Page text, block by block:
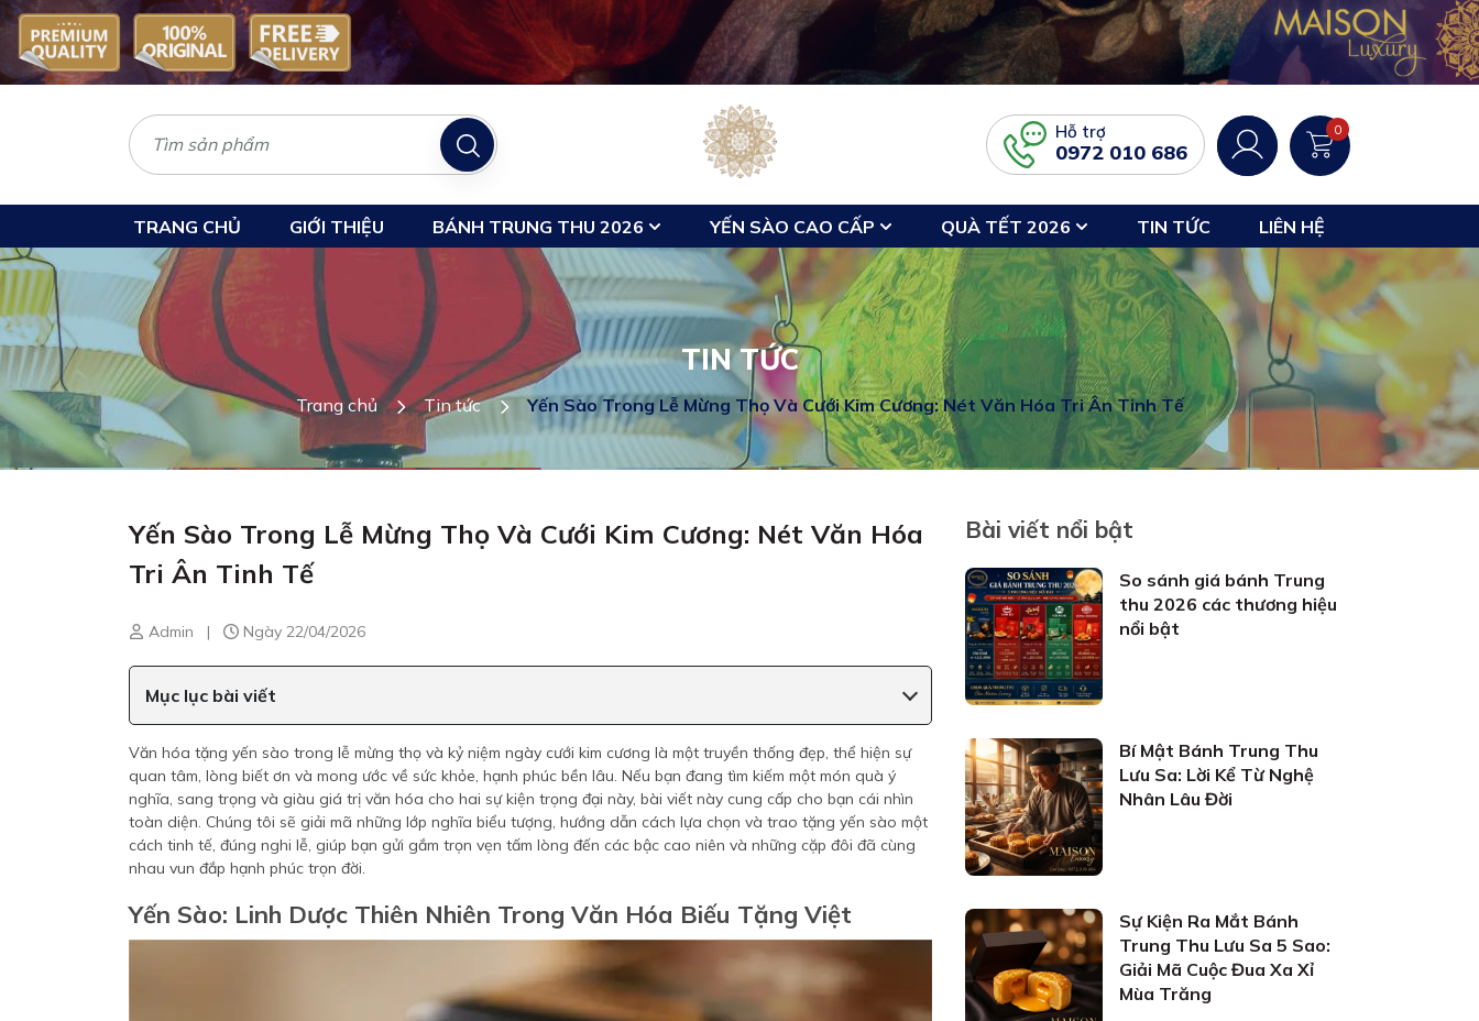
Hỗ trợ
0972 010 686
0
TRANG CHỦ GIỚI THIỆU BÁNH TRUNG THU 2026 YẾN SÀO CAO CẤP QUÀ TẾT 2026 TIN TỨC LIÊN HỆ
TIN TỨC
Trang chủ Tin tức Yến Sào Trong Lễ Mừng Thọ Và Cưới Kim Cương: Nét Văn Hóa Tri Ân Tinh Tế
Yến Sào Trong Lễ Mừng Thọ Và Cưới Kim Cương: Nét Văn Hóa
Tri Ân Tinh Tế
Admin | Ngày 22/04/2026
Mục lục bài viết
Văn hóa tặng yến sào trong lễ mừng thọ và kỷ niệm ngày cưới kim cương là một truyền thống đẹp, thể hiện sự
quan tâm, lòng biết ơn và mong ước về sức khỏe, hạnh phúc bền lâu. Nếu bạn đang tìm kiếm một món quà ý
nghĩa, sang trọng và giàu giá trị văn hóa cho hai sự kiện trọng đại này, bài viết này cung cấp cho bạn cái nhìn
toàn diện. Chúng tôi sẽ giải mã những lớp nghĩa biểu tượng, hướng dẫn cách lựa chọn và trao tặng yến sào một
cách tinh tế, đúng nghi lễ, giúp bạn gửi gắm trọn vẹn tấm lòng đến các bậc cao niên và những cặp đôi đã cùng
nhau vun đắp hạnh phúc trọn đời.
Yến Sào: Linh Dược Thiên Nhiên Trong Văn Hóa Biếu Tặng Việt
Bài viết nổi bật
So sánh giá bánh Trung
thu 2026 các thương hiệu
nổi bật
Bí Mật Bánh Trung Thu
Lưu Sa: Lời Kể Từ Nghệ
Nhân Lâu Đời
Sự Kiện Ra Mắt Bánh
Trung Thu Lưu Sa 5 Sao:
Giải Mã Cuộc Đua Xa Xỉ
Mùa Trăng